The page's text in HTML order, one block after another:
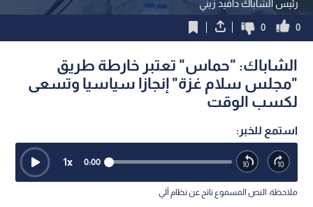
رئيس الشاباك دافيد زيني
0
0
الشاباك: "حماس" تعتبر خارطة طريق
"مجلس سلام غزة" إنجازا سياسيا وتسعى
لكسب الوقت
استمع للخبر:
0:00
1x
ملاحظة: النص المسموع ناتج عن نظام آلي